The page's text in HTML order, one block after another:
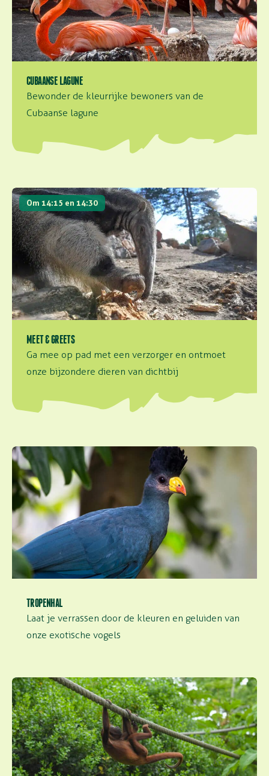
CUBAANSE LAGUNE
Bewonder de kleurrijke bewoners van de
Cubaanse lagune
Om 14:15 en 14:30
MEET & GREETS
Ga mee op pad met een verzorger en ontmoet
onze bijzondere dieren van dichtbij
Meet & Greets
TROPENHAL
Laat je verrassen door de kleuren en geluiden van
onze exotische vogels
Tropenhal
Nuboso apeneiland